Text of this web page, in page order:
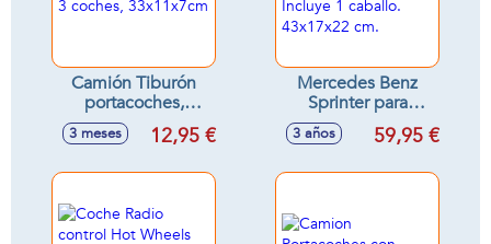
Camión Tiburón
portacoches,
incluye 3 coches,
33x11x7cm
3 meses 12,95 €
Mercedes Benz
Sprinter para
transporte Equino.
Incluye 1 caballo.
3 años 59,95 €